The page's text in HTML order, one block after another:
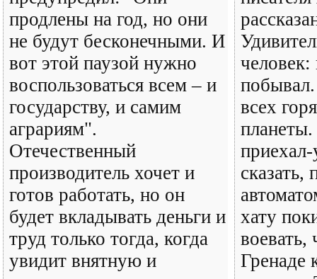
продлены на год, но они
не будут бесконечными. И
вот этой паузой нужно
воспользоваться всем – и
государству, и самим
аграриям".
Отечественный
производитель хочет и
готов работать, но он
будет вкладывать деньги и
труд только тогда, когда
увидит внятную и
человек:
всех
сказать,
хату
Гренаде